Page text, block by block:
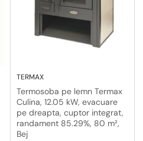
TERMAX
Termosoba pe lemn Termax
Culina, 12.05 kW, evacuare
pe dreapta, cuptor integrat,
randament 85.29%, 80 m²,
Bej